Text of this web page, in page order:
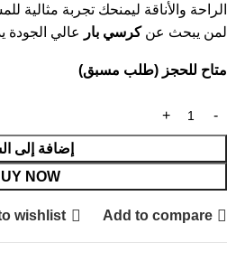
الراحة والأناقة ليمنحك تجربة مثالية
لمن يبحث عنكرسي بار عالي الجودة
متاح للحجز (طلب مسبق)
إضافة إلى
NOW
Add to compare
wishlist